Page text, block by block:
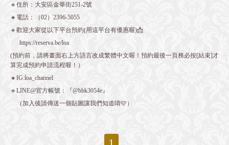
🔹住所：大安區金華街251-2號
🔸電話：（02）2396-5055
🔹歡迎大家從以下平台預約(用這平台有優惠喔)📩
https://reserva.be/loa
(預約前，請將畫面右上方語言改成繁體中文喔！預約最後一頁務必按[結束]才
算完成預約申請流程喔！）
🔸IG:loa_channel
🔹LINE@官方帳號：『@bbk3054e』
（加入後請傳送一個貼圖讓我們知道唷🩷）